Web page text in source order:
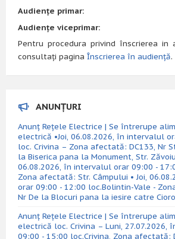
Audiențe primar:
Audiențe viceprimar:
Pentru procedura privind înscrierea in
consultați pagina Înscrierea în audiență.
ANUNȚURI
Anunț Rețele Electrice | Se întrerupe
electrică •Joi, 06.08.2026, în intervalul
loc. Crivina – Zona afectată: DC133, Nr
la Biserica pana la Monument, Str.
06.08.2026, în intervalul orar 09:00 -
Zona afectată: Str. Câmpului • Joi,
orar 09:00 - 12:00 loc.Bolintin-Vale -
Nr De la Blocuri pana la iesire catre
Anunț Rețele Electrice | Se întrerupe
electrică loc. Crivina – Luni, 27.07.2026,
09:00 - 15:00 loc.Crivina, Zona afectată: